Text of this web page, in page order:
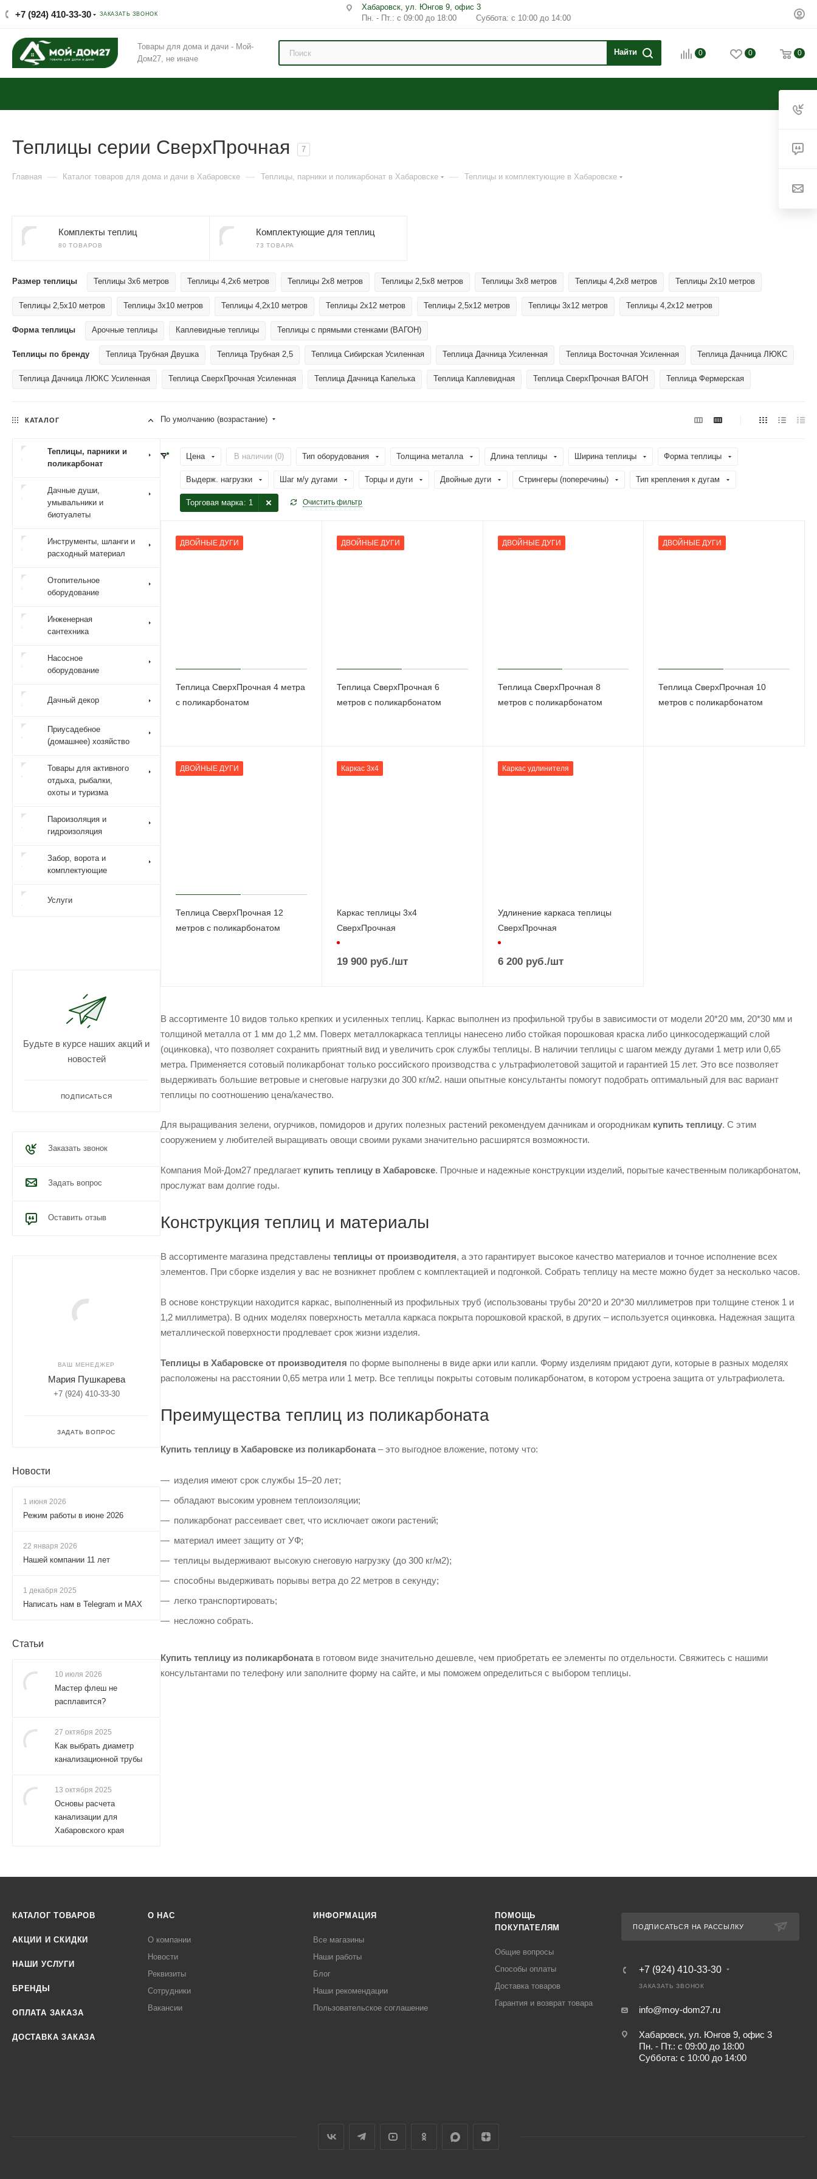
+7 (924) 410-33-30 ЗАКАЗАТЬ ЗВОНОК
Хабаровск, ул. Юнгов 9, офис 3
Пн. - Пт.: с 09:00 до 18:00 Суббота: с 10:00 до 14:00
Товары для дома и дачи - Мой-
Дом27, не иначе
0 0 0
Теплицы серии СверхПрочная 7
Главная — Каталог товаров для дома и дачи в Хабаровске — Теплицы, парники и поликарбонат в Хабаровске — Теплицы и комплектующие в Хабаровске
Комплекты теплиц
80 ТОВАРОВ
Комплектующие для теплиц
73 ТОВАРА
Размер теплицы Теплицы 3х6 метров Теплицы 4,2х6 метров Теплицы 2х8 метров Теплицы 2,5х8 метров Теплицы 3х8 метров Теплицы 4,2х8 метров Теплицы 2х10 метров
Теплицы 2,5х10 метров Теплицы 3х10 метров Теплицы 4,2х10 метров Теплицы 2х12 метров Теплицы 2,5х12 метров Теплицы 3х12 метров Теплицы 4,2х12 метров
Форма теплицы Арочные теплицы Каплевидные теплицы Теплицы с прямыми стенками (ВАГОН)
Теплицы по бренду Теплица Трубная Двушка Теплица Трубная 2,5 Теплица Сибирская Усиленная Теплица Дачница Усиленная Теплица Восточная Усиленная Теплица Дачница ЛЮКС
Теплица Дачница ЛЮКС Усиленная Теплица СверхПрочная Усиленная Теплица Дачница Капелька Теплица Каплевидная Теплица СверхПрочная ВАГОН Теплица Фермерская
По умолчанию (возрастание)
Цена В наличии (0) Тип оборудования Толщина металла Длина теплицы Ширина теплицы Форма теплицы
Выдерж. нагрузки Шаг м/у дугами Торцы и дуги Двойные дуги Стрингеры (поперечины) Тип крепления к дугам
Торговая марка: 1 Очистить фильтр
ДВОЙНЫЕ ДУГИ
Теплица СверхПрочная 4 метра
с поликарбонатом
ДВОЙНЫЕ ДУГИ
Теплица СверхПрочная 6
метров с поликарбонатом
ДВОЙНЫЕ ДУГИ
Теплица СверхПрочная 8
метров с поликарбонатом
ДВОЙНЫЕ ДУГИ
Теплица СверхПрочная 10
метров с поликарбонатом
ДВОЙНЫЕ ДУГИ
Теплица СверхПрочная 12
метров с поликарбонатом
Каркас 3х4
Каркас теплицы 3х4
СверхПрочная
19 900руб./шт
Каркас удлинителя
Удлинение каркаса теплицы
СверхПрочная
6 200руб./шт
В ассортименте 10 видов только крепких и усиленных теплиц. Каркас выполнен из профильной трубы в зависимости от модели 20*20 мм, 20*30 мм и
толщиной металла от 1 мм до 1,2 мм. Поверх металлокаркаса теплицы нанесено либо стойкая порошковая краска либо цинкосодержащий слой
(оцинковка), что позволяет сохранить приятный вид и увеличить срок службы теплицы. В наличии теплицы с шагом между дугами 1 метр или 0,65
метра. Применяется сотовый поликарбонат только российского производства с ультрафиолетовой защитой и гарантией 15 лет. Это все позволяет
выдерживать большие ветровые и снеговые нагрузки до 300 кг/м2. наши опытные консультанты помогут подобрать оптимальный для вас вариант
теплицы по соотношению цена/качество.
Для выращивания зелени, огурчиков, помидоров и других полезных растений рекомендуем дачникам и огородникам купить теплицу. С этим
сооружением у любителей выращивать овощи своими руками значительно расширятся возможности.
Компания Мой-Дом27 предлагает купить теплицу в Хабаровске. Прочные и надежные конструкции изделий, порытые качественным поликарбонатом,
прослужат вам долгие годы.
Конструкция теплиц и материалы
В ассортименте магазина представлены теплицы от производителя, а это гарантирует высокое качество материалов и точное исполнение всех
элементов. При сборке изделия у вас не возникнет проблем с комплектацией и подгонкой. Собрать теплицу на месте можно будет за несколько часов.
В основе конструкции находится каркас, выполненный из профильных труб (использованы трубы 20*20 и 20*30 миллиметров при толщине стенок 1 и
1,2 миллиметра). В одних моделях поверхность металла каркаса покрыта порошковой краской, в других – используется оцинковка. Надежная защита
металлической поверхности продлевает срок жизни изделия.
Теплицы в Хабаровске от производителя по форме выполнены в виде арки или капли. Форму изделиям придают дуги, которые в разных моделях
расположены на расстоянии 0,65 метра или 1 метр. Все теплицы покрыты сотовым поликарбонатом, в котором устроена защита от ультрафиолета.
Преимущества теплиц из поликарбоната
Купить теплицу в Хабаровске из поликарбоната– это выгодное вложение, потому что:
изделия имеют срок службы 15–20 лет;
обладают высоким уровнем теплоизоляции;
поликарбонат рассеивает свет, что исключает ожоги растений;
материал имеет защиту от УФ;
теплицы выдерживают высокую снеговую нагрузку (до 300 кг/м2);
способны выдерживать порывы ветра до 22 метров в секунду;
легко транспортировать;
несложно собрать.
Купить теплицу из поликарбонатав готовом виде значительно дешевле, чем приобретать ее элементы по отдельности. Свяжитесь с нашими
консультантами по телефону или заполните форму на сайте, и мы поможем определиться с выбором теплицы.
КАТАЛОГ
Теплицы, парники и
поликарбонат
Дачные души,
умывальники и
биотуалеты
Инструменты, шланги и
расходный материал
Отопительное
оборудование
Инженерная
сантехника
Насосное
оборудование
Дачный декор
Приусадебное
(домашнее) хозяйство
Товары для активного
отдыха, рыбалки,
охоты и туризма
Пароизоляция и
гидроизоляция
Забор, ворота и
комплектующие
Услуги
Будьте в курсе наших акций и
новостей
ПОДПИСАТЬСЯ
Заказать звонок
Задать вопрос
Оставить отзыв
ВАШ МЕНЕДЖЕР
Мария Пушкарева
+7 (924) 410-33-30
ЗАДАТЬ ВОПРОС
Новости
1 июня 2026
Режим работы в июне 2026
22 января 2026
Нашей компании 11 лет
1 декабря 2025
Написать нам в Telegram и MAX
Статьи
10 июля 2026
Мастер флеш не
расплавится?
27 октября 2025
Как выбрать диаметр
канализационной трубы
13 октября 2025
Основы расчета
канализации для
Хабаровского края
КАТАЛОГ ТОВАРОВ
АКЦИИ И СКИДКИ
НАШИ УСЛУГИ
БРЕНДЫ
ОПЛАТА ЗАКАЗА
ДОСТАВКА ЗАКАЗА
О НАС
О компании
Новости
Реквизиты
Сотрудники
Вакансии
ИНФОРМАЦИЯ
Все магазины
Наши работы
Блог
Наши рекомендации
Пользовательское соглашение
ПОМОЩЬ
ПОКУПАТЕЛЯМ
Общие вопросы
Способы оплаты
Доставка товаров
Гарантия и возврат товара
ПОДПИСАТЬСЯ НА РАССЫЛКУ
+7 (924) 410-33-30
ЗАКАЗАТЬ ЗВОНОК
info@moy-dom27.ru
Хабаровск, ул. Юнгов 9, офис 3
Пн. - Пт.: с 09:00 до 18:00
Суббота: с 10:00 до 14:00